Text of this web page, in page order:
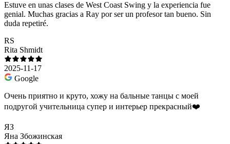
Estuve en unas clases de West Coast Swing y la experiencia fue
genial. Muchas gracias a Ray por ser un profesor tan bueno. Sin
duda repetiré.
RS
Rita Shmidt
2025-11-17
Google
Очень приятно и круто, хожу на бальные танцы с моей
подругой учительница супер и интерьер прекрасный❤️
ЯЗ
Яна Збожинская